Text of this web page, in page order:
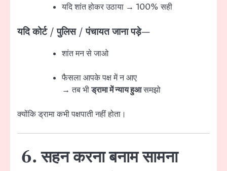
यदि शांत होकर उठाया → 100% सही
यदि कोर्ट / पुलिस / पंचायत जाना पड़े—
शांत मन से जाओ
फैसला आपके पक्ष में न आए
→ तब भीड्रामा में न्याय हुआसमझो
क्योंकि ड्रामा कभी पक्षपाती नहीं होता।
6. सहन करना बनाम सामना